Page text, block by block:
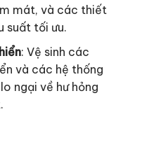
mát, và các thiết
suất tối ưu.
: Vệ sinh các
và các hệ thống
ngại về hư hỏng